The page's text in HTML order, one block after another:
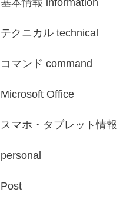
基本情報 information
テクニカル technical
コマンド command
Microsoft Office
スマホ・タブレット情報
personal
Post